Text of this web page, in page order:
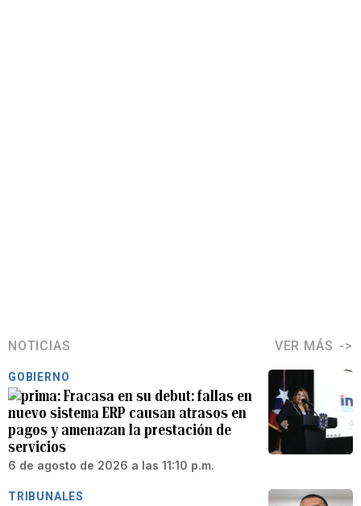
NOTICIAS VER MÁS
GOBIERNO
Fracasa en su debut: fallas en
nuevo sistema ERP causan atrasos en
pagos y amenazan la prestación de
servicios
6 de agosto de 2026 a las 11:10 p.m.
TRIBUNALES